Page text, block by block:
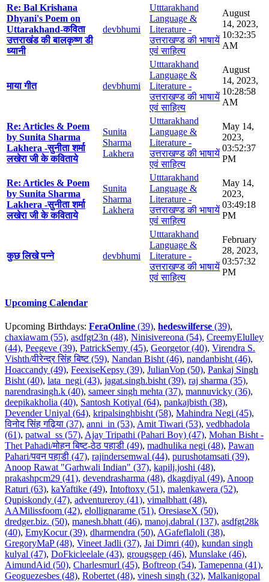
Re: Bal Krishana
Dhyani's Poem on
Uttarakhand-कविता
उत्तराखंड की बालकृष्ण डी
ध्यानी
devbhumi
Utttarakhand
Language &
Literature -
उत्तराखण्ड की भाषायें
एवं साहित्य
August
14, 2023,
10:32:35
AM
माया गीत devbhumi
Utttarakhand
Language &
Literature -
उत्तराखण्ड की भाषायें
एवं साहित्य
August
14, 2023,
10:28:58
AM
Re: Articles & Poem
by Sunita Sharma
Lakhera -सुनीता शर्मा
लखेरा जी के कविताये
Sunita
Sharma
Lakhera
Utttarakhand
Language &
Literature -
उत्तराखण्ड की भाषायें
एवं साहित्य
May 14,
2023,
03:52:37
PM
Re: Articles & Poem
by Sunita Sharma
Lakhera -सुनीता शर्मा
लखेरा जी के कविताये
Sunita
Sharma
Lakhera
Utttarakhand
Language &
Literature -
उत्तराखण्ड की भाषायें
एवं साहित्य
May 14,
2023,
03:49:18
PM
कुछ लिखे पन्ने devbhumi
Utttarakhand
Language &
Literature -
उत्तराखण्ड की भाषायें
एवं साहित्य
February
28, 2023,
03:57:32
PM
Upcoming Calendar
Upcoming Birthdays: FeraOnline (39), hedeswilferse (39),
chaxiawam (55), asdfgt23n (48), Ninisivereona (54), CreemyElulley
(44), Peegeve (39), PatrickSemy (45), Georgetor (40), Virendra S.
Vishth/वीरेन्द्र सिंह बिष्ट (59), Nandan Bisht (46), nandanbisht (46),
Hoaccandy (49), FeexiseKepsy (39), JulianVop (50), Pankaj Singh
Bisht (40), lata_negi (43), jagat.singh.bisht (39), raj sharma (35),
narendrasingh.k (40), sameer singh mehta (37), mannuvicky (36),
deepikakholia (40), Santosh Kotiyal (64), pankajbisth (38),
Devender Uniyal (64), kripalsinghbisht (58), Mahindra Negi (45),
विनोद सिंह गढ़िया (37), anni_in (53), Amit Tiwari (53), vedbhadola
(61), patwal_ss (57), Ajay Tripathi (Pahari Boy) (47), Mohan Bisht -
Thet Pahadi/मोहन बिष्ट-ठेठ पहाडी (49), madhulika negi (48), Pawan
Pahari/पवन पहाडी (47), rajindersemwal (44), purushotamsati (39),
Anoop Rawat "Garhwali Indian" (37), kapilj.joshi (48),
prakashpcm29 (41), devendrasharma (48), dkagdiyal (49), Anoop
Raturi (63), kaYaftike (49), Intoftoxy (51), malenkawera (52),
Qupiskondy (47), adventureroy (41), vimalbhatt (48),
AAMilissfoom (42), elollignarame (51), OresiaseX (50),
dredger.biz. (50), manesh.bhatt (46), manoj.dabral (137), asdfgt28k
(40), EmyKocur (39), dharmendra (50), AGafeflaloli (38),
GregoryMaP (48), Vineet Jadli (37), Jai Dimri (40), kundan singh
kulyal (47), DoFkicleelale (43), grougsgep (46), Munslake (46),
AimundAid (50), Charlesmurl (45), Boftreop (54), Tamepenna (41),
Geoguezesbes (48), Robertet (48), vinesh singh (32), Malkanigopal